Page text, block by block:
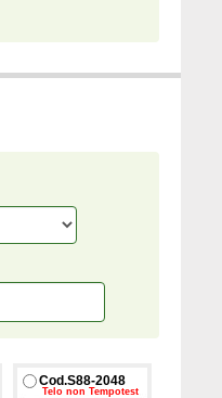
Cod.S88-2048
Telo non Tempotest